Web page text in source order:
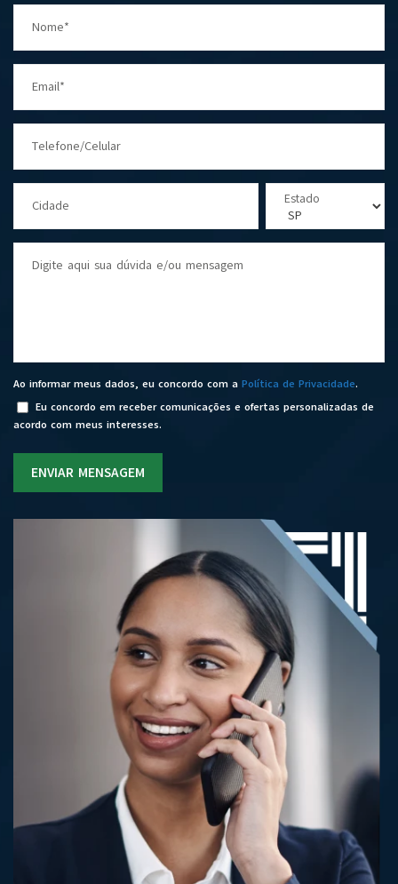
Nome*
Email*
Telefone/Celular
Cidade Estado
Digite aqui sua dúvida e/ou mensagem
Ao informar meus dados, eu concordo com a Política de Privacidade.
Eu concordo em receber comunicações e ofertas personalizadas de
acordo com meus interesses.
ENVIAR MENSAGEM